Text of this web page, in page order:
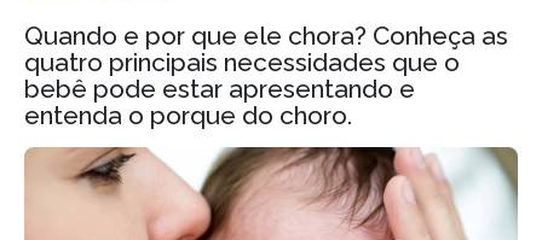
Quando e por que ele chora? Conheça as
quatro principais necessidades que o
bebê pode estar apresentando e
entenda o porque do choro.